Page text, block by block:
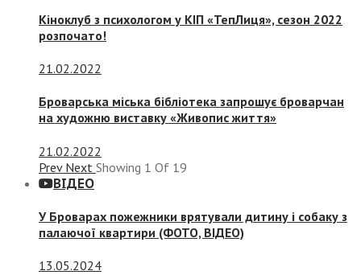
Кіноклуб з психологом у КІП «ТепЛиця», сезон 2022
розпочато!
21.02.2022
Броварська міська бібліотека запрошує броварчан
на художню виставку «Живопис життя»
21.02.2022
Prev Next Showing 1 Of 19
ВІДЕО
У Броварах пожежники врятували дитину і собаку з
палаючої квартири (ФОТО, ВІДЕО)
13.05.2024